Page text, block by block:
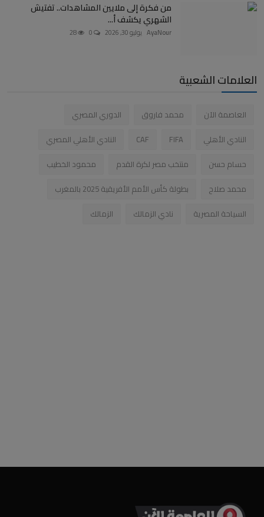
من فكرة إلى ملايين المشاهدات.. تفتيش
الشهري يكشف أ...
AyaNour يوليو 30, 2026
العلامات الشعبية
العاصمة الآن محمد فاروق
الدوري المصري
النادي الأهلي
FIFA
CAF
النادي الأهلي المصري
حسام حسن
منتخب مصر لكرة القدم
محمود الخطيب
محمد صلاح
بطولة كأس الأمم الأفريقية 2025 بالمغرب
السياحة المصرية
نادي الزمالك الزمالك